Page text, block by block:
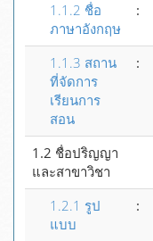
1.1.2 ชื่อ
ภาษาอังกฤษ
:
1.1.3 สถาน
ที่จัดการ
เรียนการ
สอน
:
1.2 ชื่อปริญญา
และสาขาวิชา
1.2.1 รูป
แบบ
: